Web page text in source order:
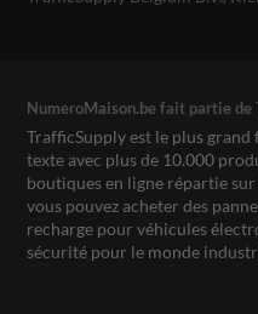
NumeroMaison.be fait partie de
TrafficSupply est le plus
texte avec plus de 10.000
boutiques en ligne répartie
vous pouvez acheter des
recharge pour véhicules
sécurité pour le monde